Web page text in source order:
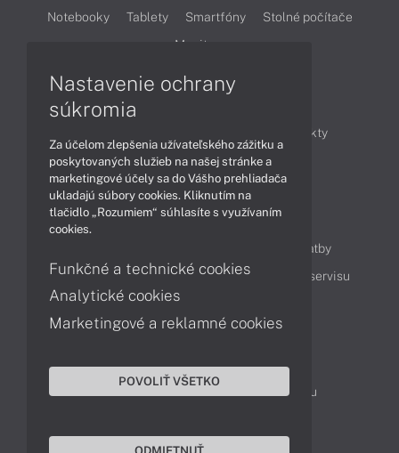
Notebooky Tablety Smartfóny
Stolné počítače
Monitory
Produkty
Technológie
Videá
Obsah
Možnosti doručenia a platby
Podpora a servis
Servisné služby Cenník servisu
Kontakty
043 4224 771
Obchodné oddelenie
Reklamácia tovaru
Nastavenie ochrany
súkromia
Za účelom zlepšenia užívateľského zážitku a
poskytovaných služieb na našej stránke a
marketingové účely sa do Vášho prehliadača
ukladajú súbory cookies. Kliknutím na
tlačidlo „Rozumiem“ súhlasíte s využívaním
cookies.
Funkčné a technické cookies
Analytické cookies
Marketingové a reklamné cookies
POVOLIŤ VŠETKO